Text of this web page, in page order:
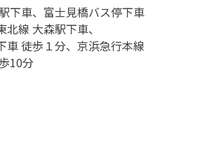
下車、 富士見橋バス停下車
北線 大森駅下車、
徒歩１分、 京浜急行本線
10分